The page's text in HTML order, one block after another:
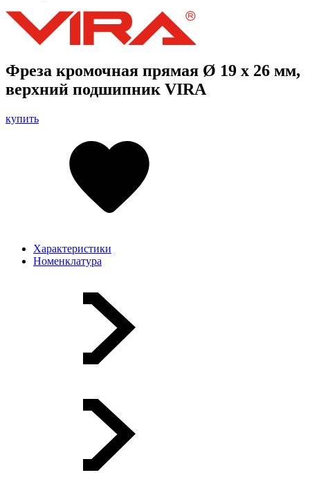
Фреза кромочная прямая Ø 19 х 26 мм,
верхний подшипник VIRA
купить
Характеристики
Номенклатура